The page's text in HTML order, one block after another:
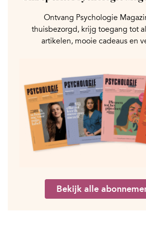
Ontvang Psychologie
thuisbezorgd, krijg toegang tot
artikelen, mooie cadeaus en
Bekijk alle